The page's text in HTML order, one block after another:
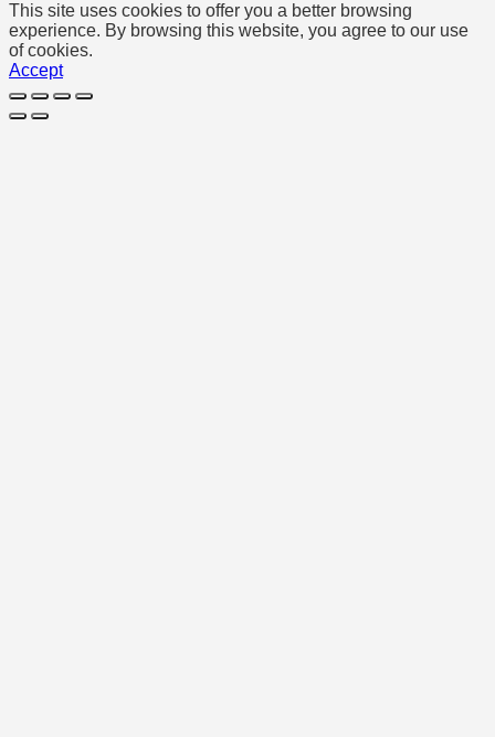
This site uses cookies to offer you a better browsing
experience. By browsing this website, you agree to our use
of cookies.
Accept